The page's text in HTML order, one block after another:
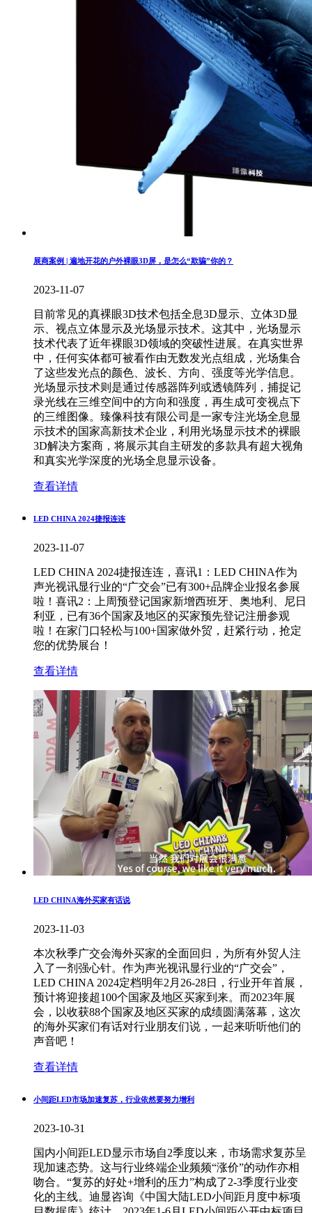
展商案例 | 遍地开花的户外裸眼3D屏，是怎么“欺骗”你的？
2023-11-07
目前常见的真裸眼3D技术包括全息3D显示、立体3D显
示、视点立体显示及光场显示技术。这其中，光场显示
技术代表了近年裸眼3D领域的突破性进展。在真实世界
中，任何实体都可被看作由无数发光点组成，光场集合
了这些发光点的颜色、波长、方向、强度等光学信息。
光场显示技术则是通过传感器阵列或透镜阵列，捕捉记
录光线在三维空间中的方向和强度，再生成可变视点下
的三维图像。臻像科技有限公司是一家专注光场全息显
示技术的国家高新技术企业，利用光场显示技术的裸眼
3D解决方案商，将展示其自主研发的多款具有超大视角
和真实光学深度的光场全息显示设备。
查看详情
LED CHINA 2024捷报连连
2023-11-07
LED CHINA 2024捷报连连，喜讯1：LED CHINA作为
声光视讯显行业的“广交会”已有300+品牌企业报名参展
啦！喜讯2：上周预登记国家新增西班牙、奥地利、尼日
利亚，已有36个国家及地区的买家预先登记注册参观
啦！在家门口轻松与100+国家做外贸，赶紧行动，抢定
您的优势展台！
查看详情
LED CHINA海外买家有话说
2023-11-03
本次秋季广交会海外买家的全面回归，为所有外贸人注
入了一剂强心针。作为声光视讯显行业的“广交会”，
LED CHINA 2024定档明年2月26-28日，行业开年首展，
预计将迎接超100个国家及地区买家到来。而2023年展
会，以收获88个国家及地区买家的成绩圆满落幕，这次
的海外买家们有话对行业朋友们说，一起来听听他们的
声音吧！
查看详情
小间距LED市场加速复苏，行业依然要努力增利
2023-10-31
国内小间距LED显示市场自2季度以来，市场需求复苏呈
现加速态势。这与行业终端企业频频“涨价”的动作亦相
吻合。“复苏的好处+增利的压力”构成了2-3季度行业变
化的主线。迪显咨询《中国大陆LED小间距月度中标项